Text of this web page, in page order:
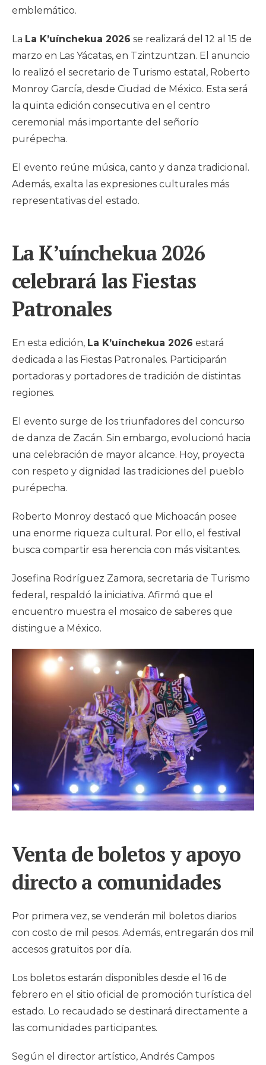
emblemático.
La La K’uínchekua 2026 se realizará del 12 al 15 de
marzo en Las Yácatas, en Tzintzuntzan. El anuncio
lo realizó el secretario de Turismo estatal, Roberto
Monroy García, desde Ciudad de México. Esta será
la quinta edición consecutiva en el centro
ceremonial más importante del señorío
purépecha.
El evento reúne música, canto y danza tradicional.
Además, exalta las expresiones culturales más
representativas del estado.
La K’uínchekua 2026
celebrará las Fiestas
Patronales
En esta edición, La K’uínchekua 2026 estará
dedicada a las Fiestas Patronales. Participarán
portadoras y portadores de tradición de distintas
regiones.
El evento surge de los triunfadores del concurso
de danza de Zacán. Sin embargo, evolucionó hacia
una celebración de mayor alcance. Hoy, proyecta
con respeto y dignidad las tradiciones del pueblo
purépecha.
Roberto Monroy destacó que Michoacán posee
una enorme riqueza cultural. Por ello, el festival
busca compartir esa herencia con más visitantes.
Josefina Rodríguez Zamora, secretaria de Turismo
federal, respaldó la iniciativa. Afirmó que el
encuentro muestra el mosaico de saberes que
distingue a México.
Venta de boletos y apoyo
directo a comunidades
Por primera vez, se venderán mil boletos diarios
con costo de mil pesos. Además, entregarán dos mil
accesos gratuitos por día.
Los boletos estarán disponibles desde el 16 de
febrero en el sitio oficial de promoción turística del
estado. Lo recaudado se destinará directamente a
las comunidades participantes.
Según el director artístico, Andrés Campos